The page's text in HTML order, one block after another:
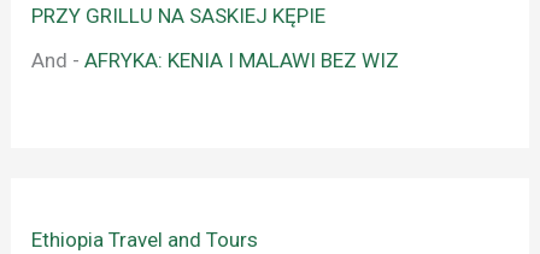
PRZY GRILLU NA SASKIEJ KĘPIE
And -AFRYKA: KENIA I MALAWI BEZ WIZ
Ethiopia Travel and Tours